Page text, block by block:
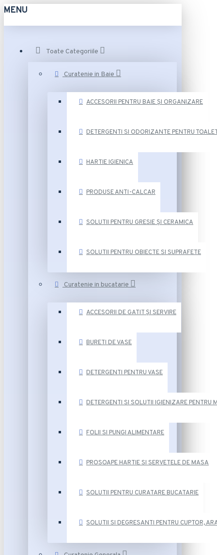
MENU
Toate Categoriile
Curatenie in Baie
ACCESORII PENTRU BAIE ȘI ORGANIZARE
DETERGENTI SI ODORIZANTE PENTRU
HARTIE IGIENICA
PRODUSE ANTI-CALCAR
SOLUTII PENTRU GRESIE ȘI CERAMICA
SOLUTII PENTRU OBIECTE SI SUPRAFETE
Curatenie in bucatarie
ACCESORII DE GATIT ȘI SERVIRE
BURETI DE VASE
DETERGENTI PENTRU VASE
DETERGENTI SI SOLUTII IGIENIZARE PENTRU
FOLII SI PUNGI ALIMENTARE
PROSOAPE HARTIE SI SERVETELE DE MASA
SOLUTII PENTRU CURATARE BUCATARIE
SOLUTII SI DEGRESANTI PENTRU CUPTOR,